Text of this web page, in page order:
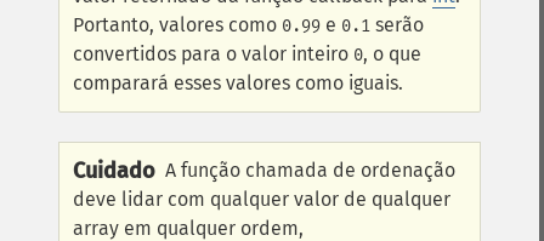
Portanto, valores como 0.99 e 0.1 serão
convertidos para o valor inteiro 0, o que
comparará esses valores como iguais.
Cuidado A função chamada de ordenação
deve lidar com qualquer valor de qualquer
array em qualquer ordem,